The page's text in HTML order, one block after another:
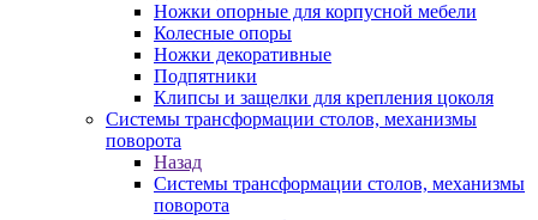
Ножки опорные для корпусной мебели
Колесные опоры
Ножки декоративные
Подпятники
Клипсы и защелки для крепления цоколя
Системы трансформации столов, механизмы
поворота
Назад
Системы трансформации столов, механизмы
поворота